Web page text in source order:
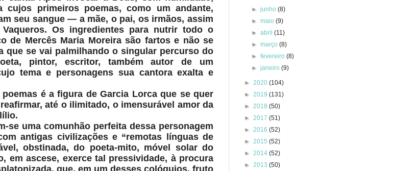
cujos primeiros poemas, como um andante,
seu sangue — a mãe, o pai, os irmãos, assim
Os ingredientes para nutrir todo o
de Mercês Maria Moreira são fartos e não se
que se vai palmilhando o singular percurso do
pintor, escritor, também autor de um
tema e personagens sua cantora exalta e
é a figura de Garcia Lorca que se quer
até o ilimitado, o imensurável amor da
se uma comunhão perfeita dessa personagem
antigas civilizações e “remotas línguas de
obstinada, do poeta-mito, móvel solar do
em ascese, exerce tal pressividade, à procura
que, em um desses colóquios, fruto
►junho(8)
►maio(9)
►abril(11)
►março(8)
►fevereiro(8)
►janeiro(9)
► 2020 (104)
► 2019 (131)
► 2018 (50)
► 2017 (51)
► 2016 (52)
► 2015 (52)
► 2014 (52)
► 2013 (50)